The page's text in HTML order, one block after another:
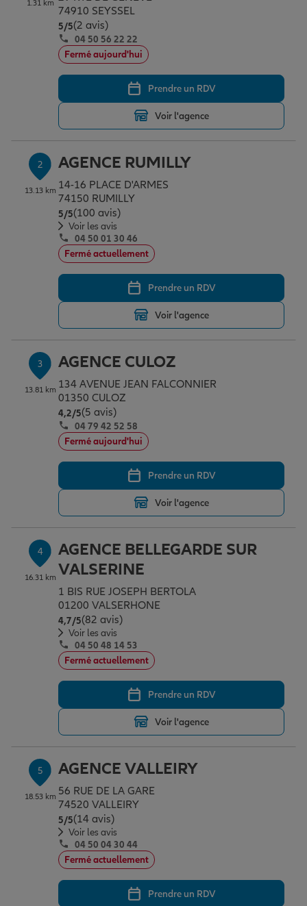
Assurance emprunteur
Prévoyance et dépendance
Assurance animal de compagnie
Protection de la famille
Protection juridique
Épargne & retraite
Plan épargne retraite
Assurance vie
Placements financiers
Investissements immobiliers
Transmission
Vos projets
Partir en vacances
Déménager
Changer de voiture
Départ à la retraite
Préparer l’avenir
Conseil assurance
Outre-mer
Assurance auto
Assurance habitation
Le Pack Famille
Garantie des accidents de la vie
Assurance scolaire
Protection juridique
Tous nos devis d'assurance
Professionnels
Allianz en France
1.31 km
74910 SEYSSEL
5/5Note de 5 sur 5
(2 avis)
04 50 56 22 22
Fermé aujourd'hui
Prendre un RDV
Voir l'agence
2
13.13 km
AGENCE RUMILLY
14-16 PLACE D'ARMES
74150 RUMILLY
5/5Note de 5 sur 5
(100 avis)
Voir les avis
04 50 01 30 46
Fermé actuellement
Prendre un RDV
Voir l'agence
3
13.81 km
AGENCE CULOZ
134 AVENUE JEAN FALCONNIER
01350 CULOZ
4,2/5Note de 4.2 sur 5
(5 avis)
04 79 42 52 58
Fermé aujourd'hui
Prendre un RDV
Voir l'agence
4
16.31 km
AGENCE BELLEGARDE SUR
VALSERINE
1 BIS RUE JOSEPH BERTOLA
01200 VALSERHONE
4,7/5Note de 4.7 sur 5
(82 avis)
Voir les avis
04 50 48 14 53
Fermé actuellement
Prendre un RDV
Voir l'agence
5
18.53 km
AGENCE VALLEIRY
56 RUE DE LA GARE
74520 VALLEIRY
5/5Note de 5 sur 5
(14 avis)
Voir les avis
04 50 04 30 44
Fermé actuellement
Prendre un RDV